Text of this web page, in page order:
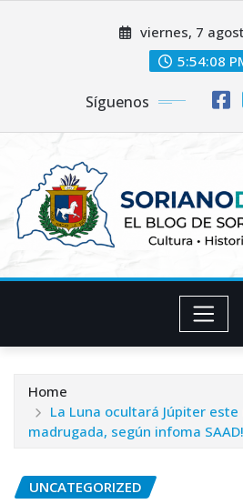
viernes, 7
5:54:09
Síguenos
Home
La Luna ocultará Júpiter
madrugada, según infoma SAAD!
UNCATEGORIZED